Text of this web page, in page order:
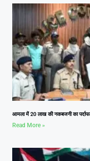
आमला में 20 लाख की नकबजनी का
Read More »